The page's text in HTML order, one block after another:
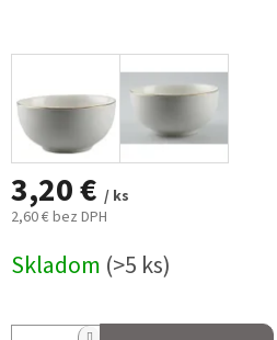
3,20 € / ks
2,60 € bez DPH
cena:
Skladom (>5 ks)